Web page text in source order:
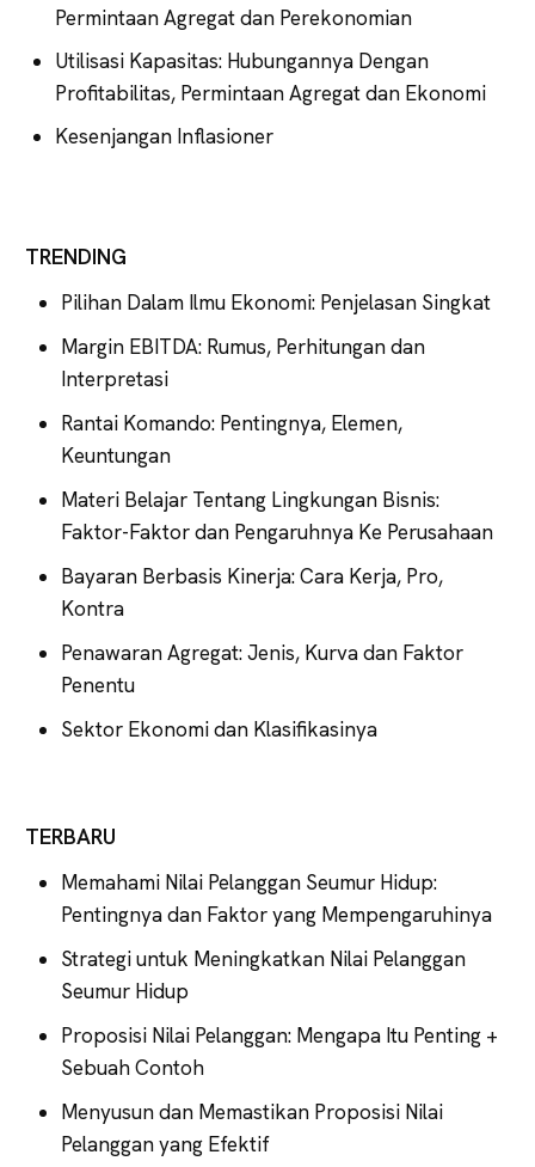
Permintaan Agregat dan Perekonomian
Utilisasi Kapasitas: Hubungannya Dengan
Profitabilitas, Permintaan Agregat dan Ekonomi
Kesenjangan Inflasioner
TRENDING
Pilihan Dalam Ilmu Ekonomi: Penjelasan Singkat
Margin EBITDA: Rumus, Perhitungan dan
Interpretasi
Rantai Komando: Pentingnya, Elemen,
Keuntungan
Materi Belajar Tentang Lingkungan Bisnis:
Faktor-Faktor dan Pengaruhnya Ke Perusahaan
Bayaran Berbasis Kinerja: Cara Kerja, Pro,
Kontra
Penawaran Agregat: Jenis, Kurva dan Faktor
Penentu
Sektor Ekonomi dan Klasifikasinya
TERBARU
Memahami Nilai Pelanggan Seumur Hidup:
Pentingnya dan Faktor yang Mempengaruhinya
Strategi untuk Meningkatkan Nilai Pelanggan
Seumur Hidup
Proposisi Nilai Pelanggan: Mengapa Itu Penting +
Sebuah Contoh
Menyusun dan Memastikan Proposisi Nilai
Pelanggan yang Efektif